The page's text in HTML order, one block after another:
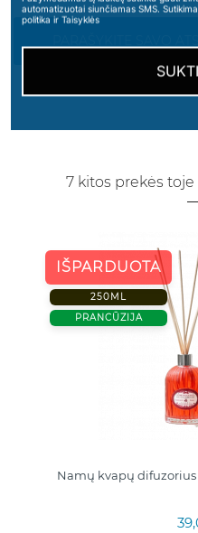
7 kitos prekės
IŠPARDUOTA
250ML
PRANCŪZIJA
Namų kvapų difuzorius
automatizuotai siunčiamas SMS.
politika ir Taisyklės